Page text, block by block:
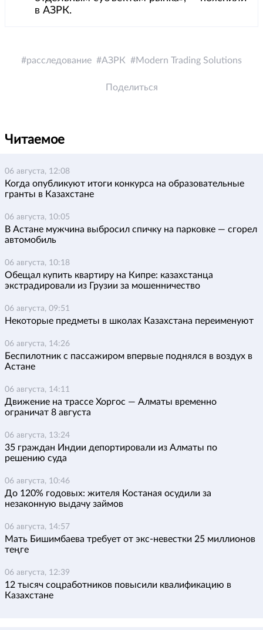
в АЗРК.
расследование АЗРК Modern Trading Solutions
Поделиться
Читаемое
06 августа, 12:08
Когда опубликуют итоги конкурса на образовательные
гранты в Казахстане
06 августа, 10:05
В Астане мужчина выбросил спичку на парковке — сгорел
автомобиль
06 августа, 10:18
Обещал купить квартиру на Кипре: казахстанца
экстрадировали из Грузии за мошенничество
06 августа, 09:51
Некоторые предметы в школах Казахстана переименуют
06 августа, 14:26
Беспилотник с пассажиром впервые поднялся в воздух в
Астане
06 августа, 14:11
Движение на трассе Хоргос — Алматы временно
ограничат 8 августа
06 августа, 13:24
35 граждан Индии депортировали из Алматы по
решению суда
06 августа, 10:46
До 120% годовых: жителя Костаная осудили за
незаконную выдачу займов
06 августа, 14:57
Мать Бишимбаева требует от экс-невестки 25 миллионов
теңге
06 августа, 12:39
12 тысяч соцработников повысили квалификацию в
Казахстане